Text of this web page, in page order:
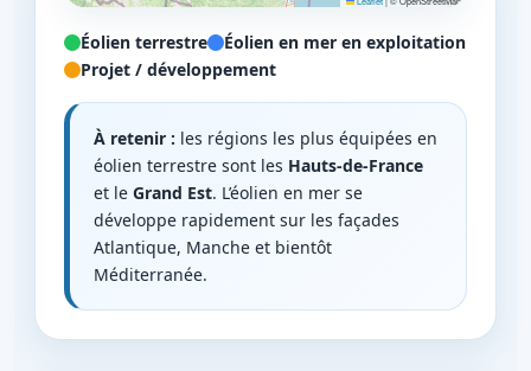
Éolien terrestre
Éolien en mer en exploitation
Projet / développement
À retenir : les régions les plus équipées en
éolien terrestre sont les Hauts-de-France
et le Grand Est. L’éolien en mer se
développe rapidement sur les façades
Atlantique, Manche et bientôt
Méditerranée.